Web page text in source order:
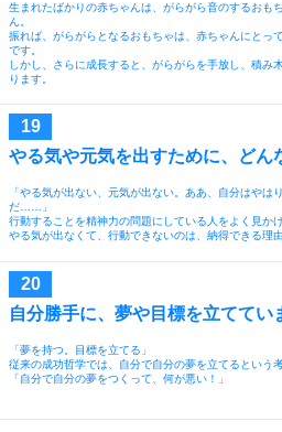
生まれたばかりの赤ちゃんは、がらがら音のするおも
ん。
振れば、がらがらとなるおもちゃは、赤ちゃんにとっ
です。
しかし、さらに成長すると、がらがらを手放し、積み
ります。
やる気や元気を出すために、どん
「やる気が出ない、元気が出ない。ああ、自分はやは
だ……」
行動することを精神力の問題にしている人をよく見かけ
やる気が出なくて、行動できないのは、納得できる理由
自分勝手に、夢や目標を立ててい
「夢を持つ。目標を立てる」
従来の成功哲学では、自分で自分の夢を立てるという考
「自分で自分の夢をつくって、何が悪い！」